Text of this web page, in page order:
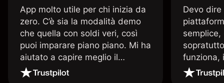
App molto utile per chi inizia da
zero. C’è sia la modalità demo
che quella con soldi veri, così
puoi imparare piano piano. Mi ha
aiutato a capire meglio il
trading. La consiglio a chi parte
senza esperienza.
Devo
funziona,
Davide e'
spiega